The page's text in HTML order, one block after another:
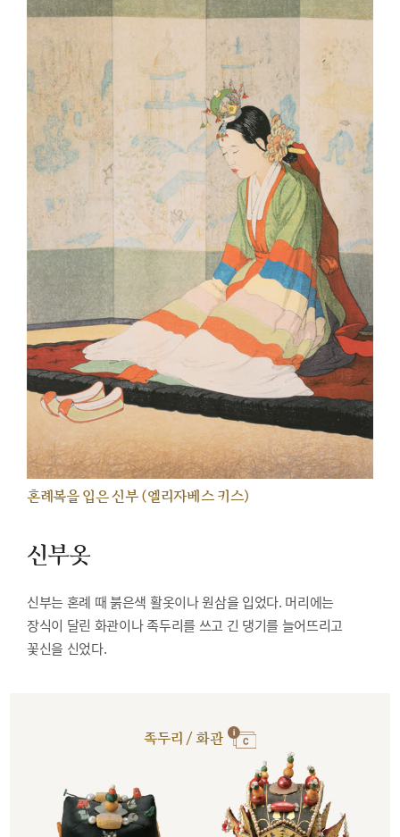
혼례복을 입은 신부 (엘리자베스 키스)
신부옷
신부는 혼례 때 붉은색 활옷이나 원삼을 입었다. 머리에는
장식이 달린 화관이나 족두리를 쓰고 긴 댕기를 늘어뜨리고
꽃신을 신었다.
족두리 / 화관